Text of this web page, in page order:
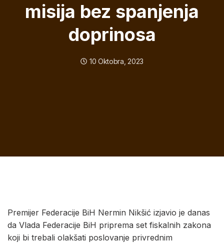
misija bez spanjenja
doprinosa
10 Oktobra, 2023
Premijer Federacije BiH Nermin Nikšić izjavio je danas
da Vlada Federacije BiH priprema set fiskalnih zakona
koji bi trebali olakšati poslovanje privrednim